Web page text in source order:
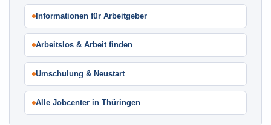
Informationen für Arbeitgeber
Arbeitslos & Arbeit finden
Umschulung & Neustart
Alle Jobcenter in Thüringen